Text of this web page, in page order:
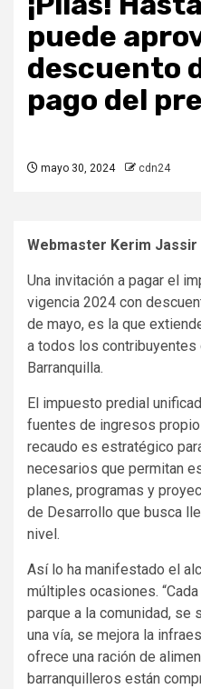
puede
descuento
pago del
mayo 30, 2024 cdn24
Webmaster Kerim
Una invitación a pagar el
vigencia 2024 con
de mayo, es la que
a todos los
Barranquilla.
El impuesto predial
fuentes de ingresos
recaudo es estratégico
necesarios que permitan
planes, programas y
de Desarrollo que busca
nivel.
Así lo ha manifestado el
múltiples ocasiones.
parque a la comunidad, se
una vía, se mejora la
ofrece una ración de
barranquilleros están